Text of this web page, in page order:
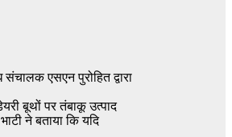
एसएन पुरोहित द्वारा
बूथों पर तंबाकू उत्पाद
ने बताया कि यदि